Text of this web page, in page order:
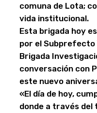
comuna de Lota;
vida institucional.
Esta brigada hoy
por el
Brigada
conversación con
este nuevo
«El día de hoy,
donde a través del